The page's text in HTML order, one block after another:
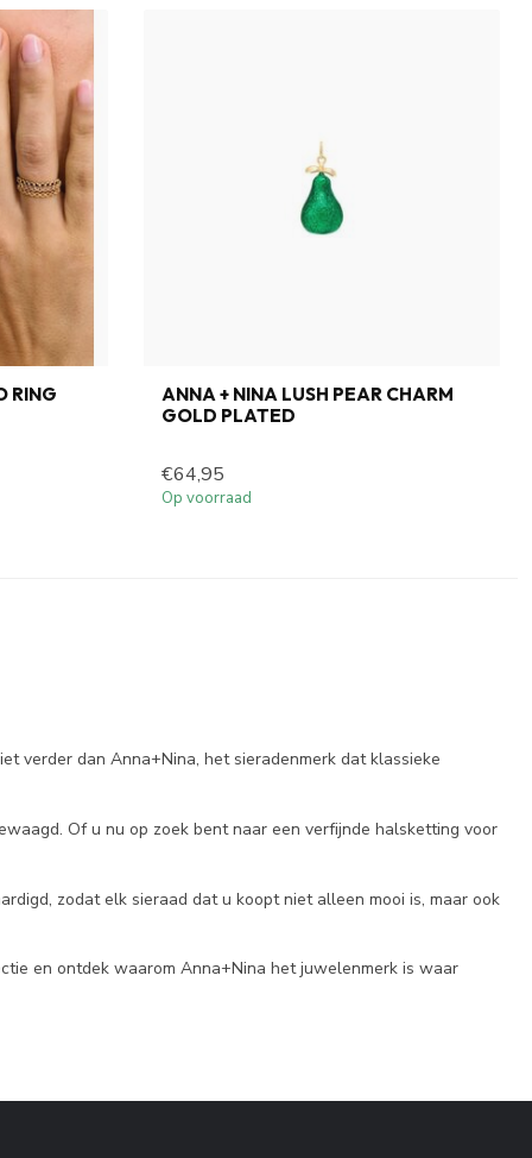
RING
ANNA + NINA LUSH PEAR CHARM
GOLD PLATED
€64,95
Op voorraad
verder dan Anna+Nina, het sieradenmerk dat klassieke
Of u nu op zoek bent naar een verfijnde halsketting voor
zodat elk sieraad dat u koopt niet alleen mooi is, maar ook
en ontdek waarom Anna+Nina het juwelenmerk is waar